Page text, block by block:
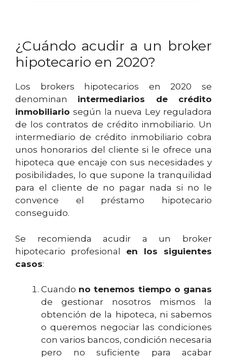
¿Cuándo acudir a un broker
hipotecario en 2020?
Los brokers hipotecarios en 2020 se
denominan intermediarios de crédito
inmobiliario según la nueva Ley reguladora
de los contratos de crédito inmobiliario. Un
intermediario de crédito inmobiliario cobra
unos honorarios del cliente si le ofrece una
hipoteca que encaje con sus necesidades y
posibilidades, lo que supone la tranquilidad
para el cliente de no pagar nada si no le
convence el préstamo hipotecario
conseguido.
Se recomienda acudir a un broker
hipotecario profesional en los siguientes
casos:
Cuando no tenemos tiempo o ganas
de gestionar nosotros mismos la
obtención de la hipoteca, ni sabemos
o queremos negociar las condiciones
con varios bancos, condición necesaria
pero no suficiente para acabar